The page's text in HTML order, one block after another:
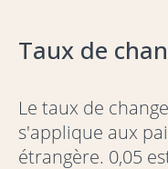
Taux de
Le taux de
s'applique aux
étrangère. 0,05